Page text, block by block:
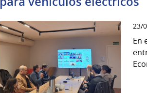
23/
En